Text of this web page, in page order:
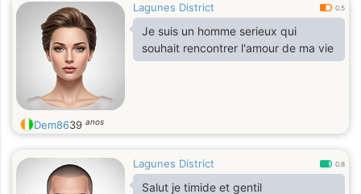
Lagunes District 0.5
Je suis un homme serieux qui
souhait rencontrer l'amour de ma vie
Dem8639 anos
Lagunes District 0.8
Salut je timide et gentil